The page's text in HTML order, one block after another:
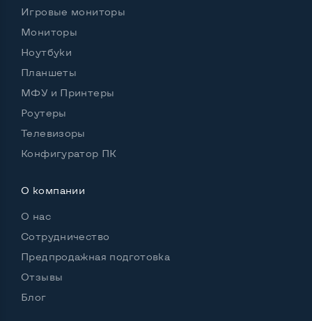
Игровые мониторы
Мониторы
Ноутбуки
Планшеты
МФУ и Принтеры
Роутеры
Телевизоры
Конфигуратор ПК
О компании
О нас
Сотрудничество
Предпродажная подготовка
Отзывы
Блог